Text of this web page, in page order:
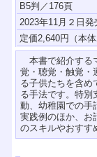
B5判／176頁
2023年11月２日発
本書で紹介する
覚・聴覚・触覚・
る子供たちを含め
る手法です。特別
動、幼稚園での手
実践例のほか、お
のスキルやおすす